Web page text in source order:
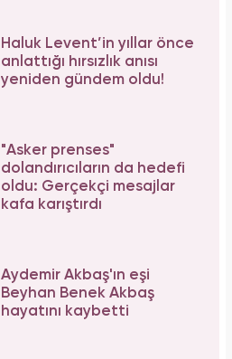
Haluk Levent’in yıllar önce
anlattığı hırsızlık anısı
yeniden gündem oldu!
"Asker prenses"
dolandırıcıların da hedefi
oldu: Gerçekçi mesajlar
kafa karıştırdı
Aydemir Akbaş'ın eşi
Beyhan Benek Akbaş
hayatını kaybetti